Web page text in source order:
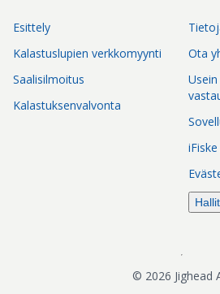
Esittely
Kalastuslupien verkkomyynti
Saalisilmoitus
Kalastuksenvalvonta
Ota
© 2026 Jighead